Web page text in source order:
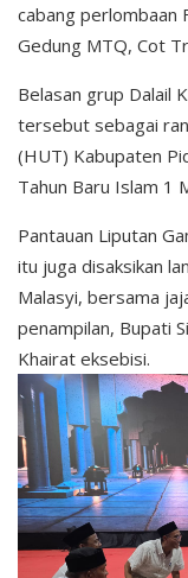
cabang perlombaan
Gedung MTQ, Cot
Belasan grup Dalail
tersebut sebagai
(HUT) Kabupaten
Tahun Baru Islam 1
Pantauan Liputan
itu juga disaksikan
Malasyi, bersama
penampilan, Bupati
Khairat eksebisi.